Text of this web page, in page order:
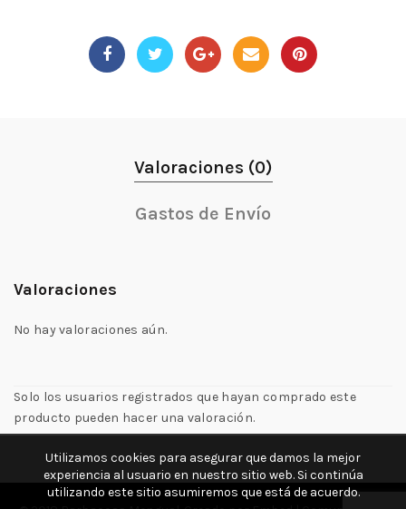
Valoraciones (0)
Gastos de Envío
Valoraciones
No hay valoraciones aún.
Solo los usuarios registrados que hayan comprado este
producto pueden hacer una valoración.
Utilizamos cookies para asegurar que damos la mejor
experiencia al usuario en nuestro sitio web. Si continúa
utilizando este sitio asumiremos que está de acuerdo.